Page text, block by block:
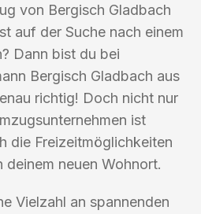
von Bergisch Gladbach
auf der Suche nach einem
Dann bist du bei
Bergisch Gladbach aus
richtig! Doch nicht nur
ist
die Freizeitmöglichkeiten
neuen Wohnort.
Vielzahl an spannenden